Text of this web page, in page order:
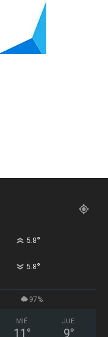
5.8°
5.8°
97%
MIÉ
11 °
JUE
9°